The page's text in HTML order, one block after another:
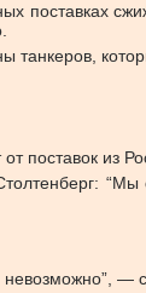
поставках
поставок из
—